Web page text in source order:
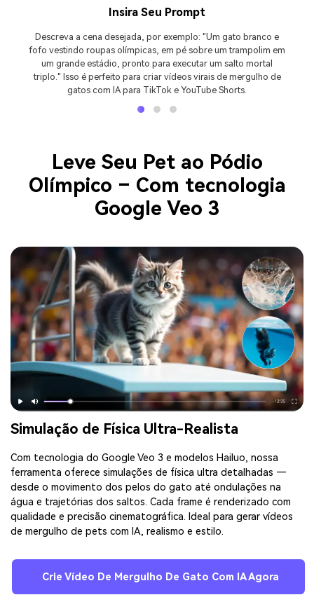
Insira Seu Prompt
Descreva a cena desejada, por exemplo: "Um gato branco e
fofo vestindo roupas olímpicas, em pé sobre um trampolim em
um grande estádio, pronto para executar um salto mortal
triplo." Isso é perfeito para criar vídeos virais de mergulho de
gatos com IA para TikTok e YouTube Shorts.
Leve Seu Pet ao Pódio
Olímpico – Com tecnologia
Google Veo 3
Simulação de Física Ultra-Realista
Com tecnologia do Google Veo 3 e modelos Hailuo, nossa
ferramenta oferece simulações de física ultra detalhadas —
desde o movimento dos pelos do gato até ondulações na
água e trajetórias dos saltos. Cada frame é renderizado com
qualidade e precisão cinematográfica. Ideal para gerar vídeos
de mergulho de pets com IA, realismo e estilo.
Crie Vídeo De Mergulho De Gato Com IA Agora